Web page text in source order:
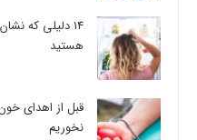
14 دلیلی که
هستید
قبل از اهدای
نخوریم